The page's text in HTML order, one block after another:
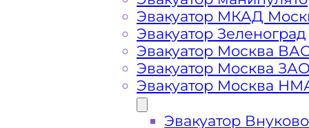
Эвакуатор МКАД
Эвакуатор Зеленоград
Эвакуатор Москва
Эвакуатор Москва
Эвакуатор Москва
Эвакуатор Внуково